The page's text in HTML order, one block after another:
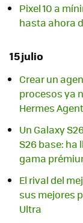
Pixel 10 a
hasta ahora
15 julio
Crear un
procesos ya
Hermes
Un Galaxy
S26 base: ha
gama
El rival del
sus mejores
Ultra